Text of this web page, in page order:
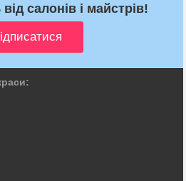
салонів і майстрів!